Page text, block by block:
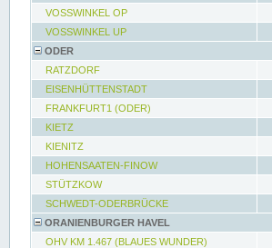
VOSSWINKEL OP
VOSSWINKEL UP
ODER
RATZDORF
EISENHÜTTENSTADT
FRANKFURT1 (ODER)
KIETZ
KIENITZ
HOHENSAATEN-FINOW
STÜTZKOW
SCHWEDT-ODERBRÜCKE
ORANIENBURGER HAVEL
OHV KM 1.467 (BLAUES WUNDER)